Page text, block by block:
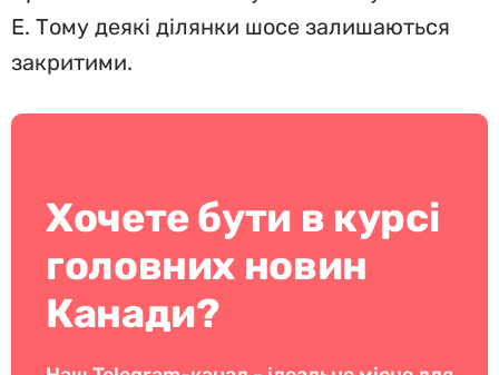
E. Тому деякі ділянки шосе залишаються
закритими.
Хочете бути в курсі
головних новин
Канади?